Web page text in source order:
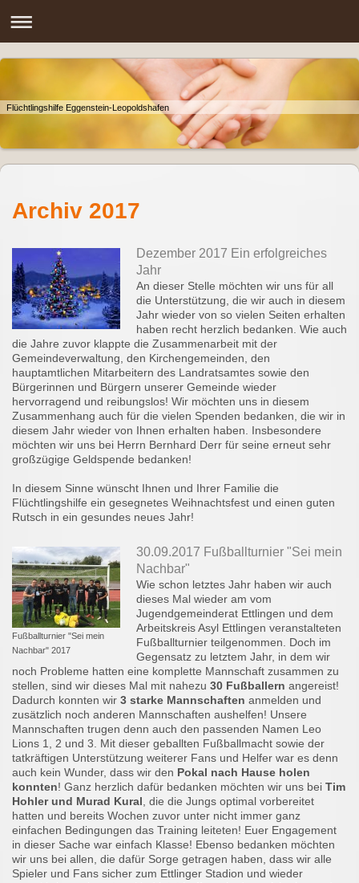
Flüchtlingshilfe Eggenstein-Leopoldshafen
Archiv 2017
Dezember 2017 Ein erfolgreiches
Jahr
An dieser Stelle möchten wir uns für all
die Unterstützung, die wir auch in diesem
Jahr wieder von so vielen Seiten erhalten
haben recht herzlich bedanken. Wie auch
die Jahre zuvor klappte die Zusammenarbeit mit der
Gemeindeverwaltung, den Kirchengemeinden, den
hauptamtlichen Mitarbeitern des Landratsamtes sowie den
Bürgerinnen und Bürgern unserer Gemeinde wieder
hervorragend und reibungslos! Wir möchten uns in diesem
Zusammenhang auch für die vielen Spenden bedanken, die wir in
diesem Jahr wieder von Ihnen erhalten haben. Insbesondere
möchten wir uns bei Herrn Bernhard Derr für seine erneut sehr
großzügige Geldspende bedanken!
In diesem Sinne wünscht Ihnen und Ihrer Familie die
Flüchtlingshilfe ein gesegnetes Weihnachtsfest und einen guten
Rutsch in ein gesundes neues Jahr!
Fußballturnier "Sei mein
Nachbar" 2017
30.09.2017 Fußballturnier "Sei mein
Nachbar"
Wie schon letztes Jahr haben wir auch
dieses Mal wieder am vom
Jugendgemeinderat Ettlingen und dem
Arbeitskreis Asyl Ettlingen veranstalteten
Fußballturnier teilgenommen. Doch im
Gegensatz zu letztem Jahr, in dem wir
noch Probleme hatten eine komplette Mannschaft zusammen zu
stellen, sind wir dieses Mal mit nahezu 30 Fußballern angereist!
Dadurch konnten wir 3 starke Mannschaften anmelden und
zusätzlich noch anderen Mannschaften aushelfen! Unsere
Mannschaften trugen denn auch den passenden Namen Leo
Lions 1, 2 und 3. Mit dieser geballten Fußballmacht sowie der
tatkräftigen Unterstützung weiterer Fans und Helfer war es denn
auch kein Wunder, dass wir den Pokal nach Hause holen
konnten! Ganz herzlich dafür bedanken möchten wir uns bei Tim
Hohler und Murad Kural , die die Jungs optimal vorbereitet
hatten und bereits Wochen zuvor unter nicht immer ganz
einfachen Bedingungen das Training leiteten! Euer Engagement
in dieser Sache war einfach Klasse! Ebenso bedanken möchten
wir uns bei allen, die dafür Sorge getragen haben, dass wir alle
Spieler und Fans sicher zum Ettlinger Stadion und wieder